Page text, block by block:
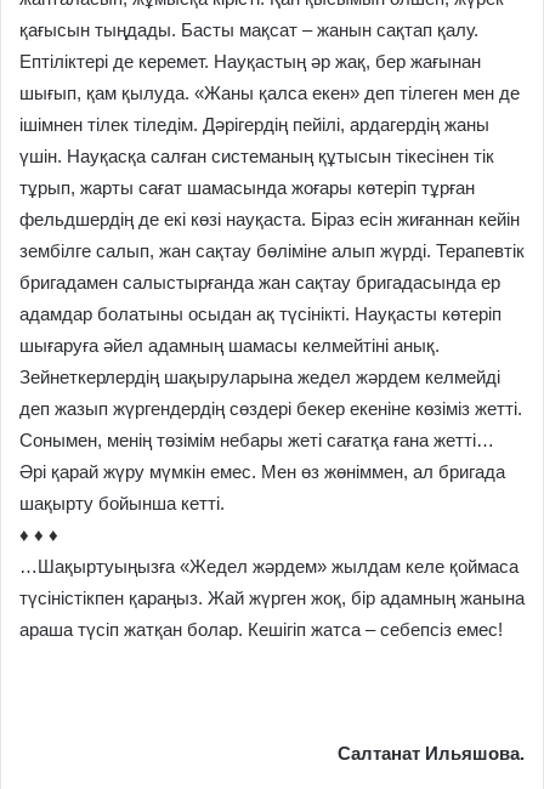
қағысын тыңдады. Басты мақсат – жанын сақтап қалу.
Ептіліктері де керемет. Науқастың әр жақ, бер жағынан
шығып, қам қылуда. «Жаны қалса екен» деп тілеген мен де
ішімнен тілек тіледім. Дәрігердің пейілі, ардагердің жаны
үшін. Науқасқа салған системаның құтысын тікесінен тік
тұрып, жарты сағат шамасында жоғары көтеріп тұрған
фельдшердің де екі көзі науқаста. Біраз есін жиғаннан кейін
зембілге салып, жан сақтау бөліміне алып жүрді. Терапевтік
бригадамен салыстырғанда жан сақтау бригадасында ер
адамдар болатыны осыдан ақ түсінікті. Науқасты көтеріп
шығаруға әйел адамның шамасы келмейтіні анық.
Зейнеткерлердің шақыруларына жедел жәрдем келмейді
деп жазып жүргендердің сөздері бекер екеніне көзіміз жетті.
Сонымен, менің төзімім небары жеті сағатқа ғана жетті…
Әрі қарай жүру мүмкін емес. Мен өз жөніммен, ал бригада
шақырту бойынша кетті.
♦ ♦ ♦
…Шақыртуыңызға «Жедел жәрдем» жылдам келе қоймаса
түсіністікпен қараңыз. Жай жүрген жоқ, бір адамның жанына
араша түсіп жатқан болар. Кешігіп жатса – себепсіз емес!
Салтанат Ильяшова.